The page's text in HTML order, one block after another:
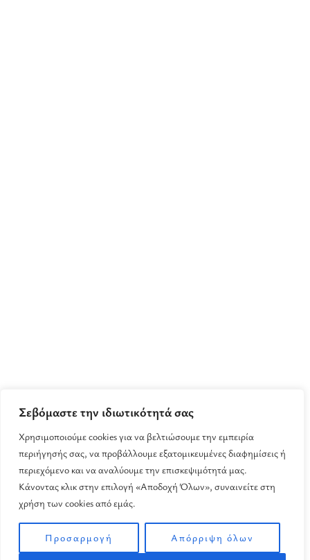
Σεβόμαστε την ιδιωτικότητά σας
Χρησιμοποιούμε cookies για να βελτιώσουμε την εμπειρία
περιήγησής σας, να προβάλλουμε εξατομικευμένες διαφημίσεις ή
περιεχόμενο και να αναλύουμε την επισκεψιμότητά μας.
Κάνοντας κλικ στην επιλογή «Αποδοχή Όλων», συναινείτε στη
χρήση των cookies από εμάς.
Προσαρμογή Απόρριψη όλων